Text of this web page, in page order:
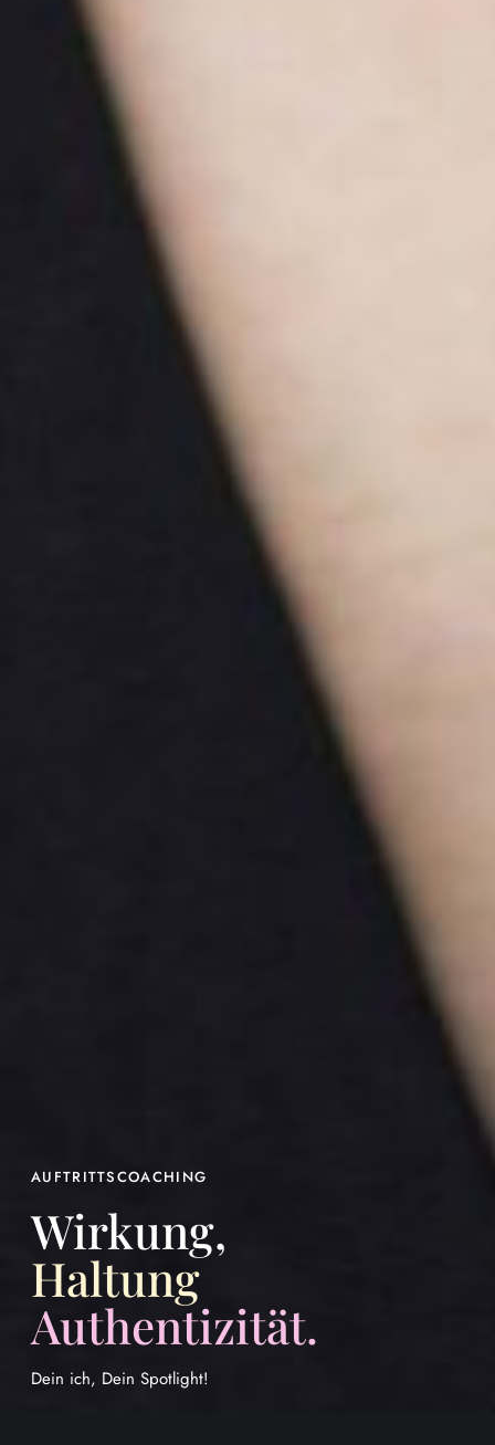
AUFTRITTSCOACHING
Wirkung,
Haltung
Authentizität.
Dein ich, Dein Spotlight!